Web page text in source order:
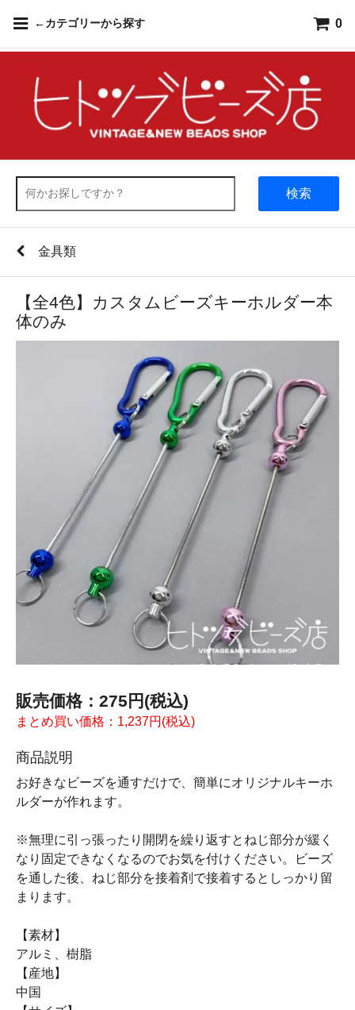
←カテゴリーから探す 0
検索
金具類
【全4色】カスタムビーズキーホルダー本
体のみ
販売価格：275円(税込)
まとめ買い価格：1,237円(税込)
商品説明
お好きなビーズを通すだけで、簡単にオリジナルキーホ
ルダーが作れます。
※無理に引っ張ったり開閉を繰り返すとねじ部分が緩く
なり固定できなくなるのでお気を付けください。ビーズ
を通した後、ねじ部分を接着剤で接着するとしっかり留
まります。
【素材】
アルミ、樹脂
【産地】
中国